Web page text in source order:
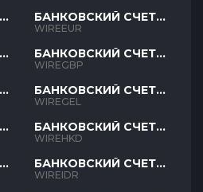
БАНКОВСКИЙ СЧЕТ
EUR
WIREEUR
БАНКОВСКИЙ СЧЕТ
GBP
WIREGBP
БАНКОВСКИЙ СЧЕТ
GEL
WIREGEL
БАНКОВСКИЙ СЧЕТ
HKD
WIREHKD
БАНКОВСКИЙ СЧЕТ
IDR
WIREIDR